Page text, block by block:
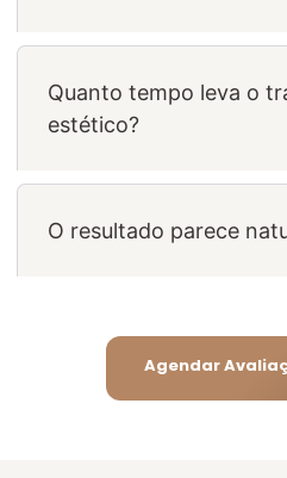
Quanto tempo leva o
estético?
O resultado parece
Agendar